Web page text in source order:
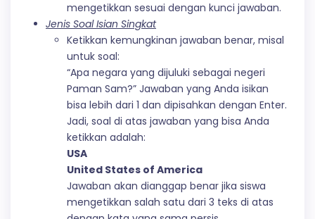
mengetikkan sesuai dengan kunci jawaban.
Jenis Soal Isian Singkat
Ketikkan kemungkinan jawaban benar, misal
untuk soal:
“Apa negara yang dijuluki sebagai negeri
Paman Sam?” Jawaban yang Anda isikan
bisa lebih dari 1 dan dipisahkan dengan Enter.
Jadi, soal di atas jawaban yang bisa Anda
ketikkan adalah:
USA
United States of America
Jawaban akan dianggap benar jika siswa
mengetikkan salah satu dari 3 teks di atas